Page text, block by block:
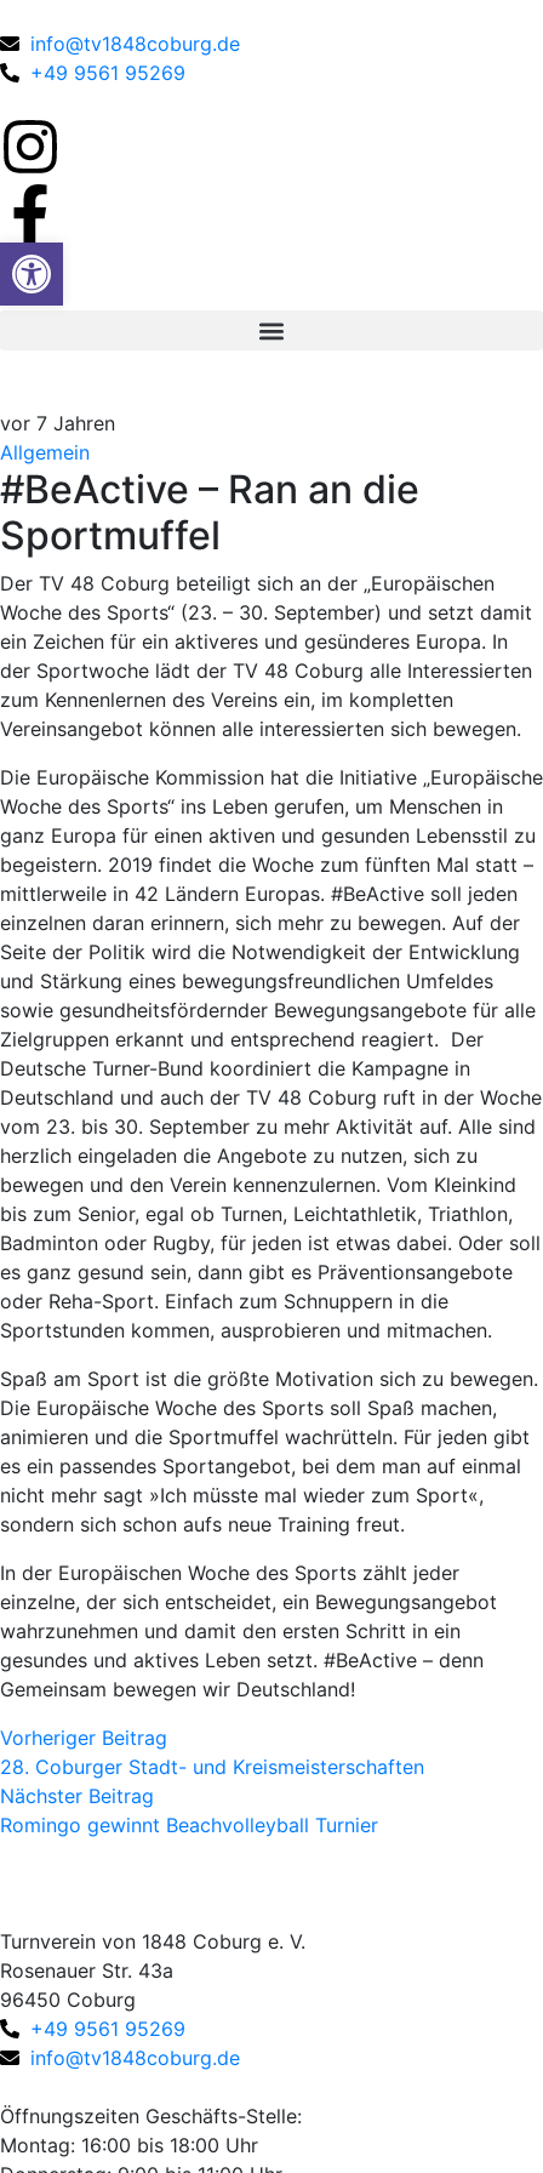
info@tv1848coburg.de
+49 9561 95269
vor 7 Jahren
Allgemein
#BeActive – Ran an die
Sportmuffel
Der TV 48 Coburg beteiligt sich an der „Europäischen
Woche des Sports“ (23. – 30. September) und setzt damit
ein Zeichen für ein aktiveres und gesünderes Europa. In
der Sportwoche lädt der TV 48 Coburg alle Interessierten
zum Kennenlernen des Vereins ein, im kompletten
Vereinsangebot können alle interessierten sich bewegen.
Die Europäische Kommission hat die Initiative „Europäische
Woche des Sports“ ins Leben gerufen, um Menschen in
ganz Europa für einen aktiven und gesunden Lebensstil zu
begeistern. 2019 findet die Woche zum fünften Mal statt –
mittlerweile in 42 Ländern Europas. #BeActive soll jeden
einzelnen daran erinnern, sich mehr zu bewegen. Auf der
Seite der Politik wird die Notwendigkeit der Entwicklung
und Stärkung eines bewegungsfreundlichen Umfeldes
sowie gesundheitsfördernder Bewe­gungsangebote für alle
Zielgruppen erkannt und entsprechend reagiert. Der
Deutsche Turner-Bund koordiniert die Kampagne in
Deutschland und auch der TV 48 Coburg ruft in der Woche
vom 23. bis 30. September zu mehr Aktivität auf. Alle sind
herzlich eingeladen die Angebote zu nutzen, sich zu
bewegen und den Verein kennenzulernen. Vom Kleinkind
bis zum Senior, egal ob Turnen, Leichtathletik, Triathlon,
Badminton oder Rugby, für jeden ist etwas dabei. Oder soll
es ganz gesund sein, dann gibt es Präventionsangebote
oder Reha-Sport. Einfach zum Schnuppern in die
Sportstunden kommen, ausprobieren und mitmachen.
Spaß am Sport ist die größte ­Motivation sich zu bewegen.
Die Europäische Woche des Sports soll Spaß machen,
animieren und die Sportmuffel wachrütteln. Für jeden gibt
es ein passendes Sportange­bot, bei dem man auf einmal
nicht mehr sagt »Ich müsste mal wieder zum Sport«,
sondern sich schon aufs neue Training freut.
In der Europäischen Woche des Sports zählt jeder
einzelne, der sich entscheidet, ein Bewegungsangebot
wahrzunehmen und damit den ersten Schritt in ein
gesundes und aktives Leben setzt. #BeActive – denn
Gemeinsam bewegen wir Deutschland!
Vorheriger Beitrag
28. Coburger Stadt- und Kreismeisterschaften
Nächster Beitrag
Romingo gewinnt Beachvolleyball Turnier
Turnverein von 1848 Coburg e. V.
Rosenauer Str. 43a
96450 Coburg
+49 9561 95269
info@tv1848coburg.de
Öffnungszeiten Geschäfts-Stelle:
Montag: 16:00 bis 18:00 Uhr
Werkzeugleiste öffnen